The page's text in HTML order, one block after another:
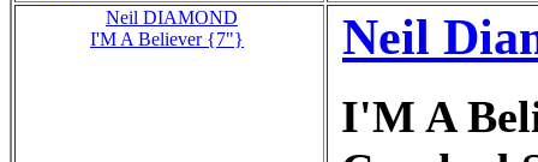
Neil DIAMOND
I'M A Believer {7"}
Neil
I'M A